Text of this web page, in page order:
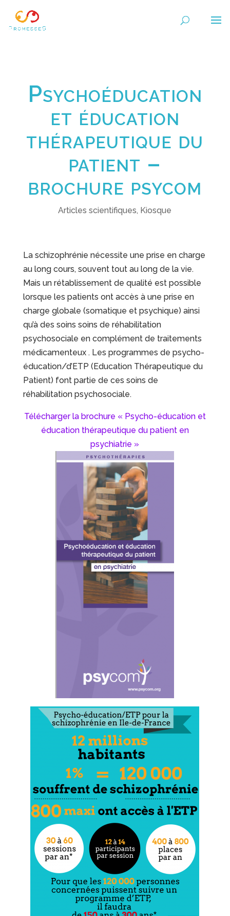
Psychoéducation
et éducation
thérapeutique du
patient –
brochure psycom
Articles scientifiques, Kiosque
La schizophrénie nécessite une prise en charge
au long cours, souvent tout au long de la vie.
Mais un rétablissement de qualité est possible
lorsque les patients ont accès à une prise en
charge globale (somatique et psychique) ainsi
qu’à des soins soins de réhabilitation
psychosociale en complément de traitements
médicamenteux . Les programmes de psycho-
éducation/d’ETP (Education Thérapeutique du
Patient) font partie de ces soins de
réhabilitation psychosociale.
Télécharger la brochure « Psycho-éducation et
éducation thérapeutique du patient en
psychiatrie »